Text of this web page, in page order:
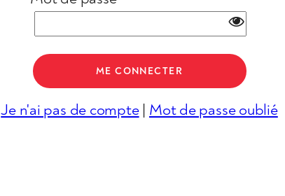
Je n'ai pas de compte| Mot de passe oublié